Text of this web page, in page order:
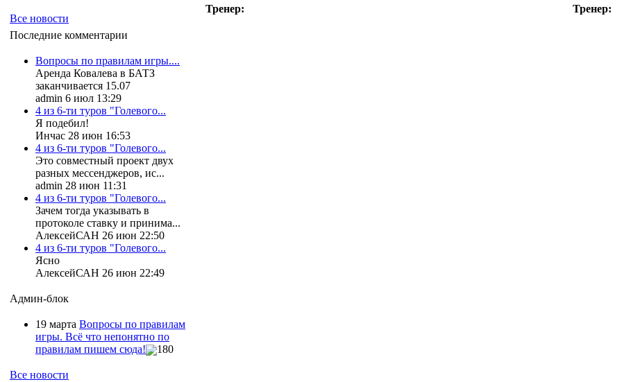
Все новости
Последние комментарии
Вопросы по правилам игры....
Аренда Ковалева в БАТЗ
заканчивается 15.07
admin 6 июл 13:29
4 из 6-ти туров "Голевого...
Я подебил!
Инчас 28 июн 16:53
4 из 6-ти туров "Голевого...
Это совместный проект двух
разных мессенджеров, ис...
admin 28 июн 11:31
4 из 6-ти туров "Голевого...
Зачем тогда указывать в
протоколе ставку и принима...
АлексейСАН 26 июн 22:50
4 из 6-ти туров "Голевого...
Ясно
АлексейСАН 26 июн 22:49
Админ-блок
19 марта Вопросы по правилам
игры. Всё что непонятно по
правилам пишем сюда!
180
Все новости
Тренер:
Тренер: